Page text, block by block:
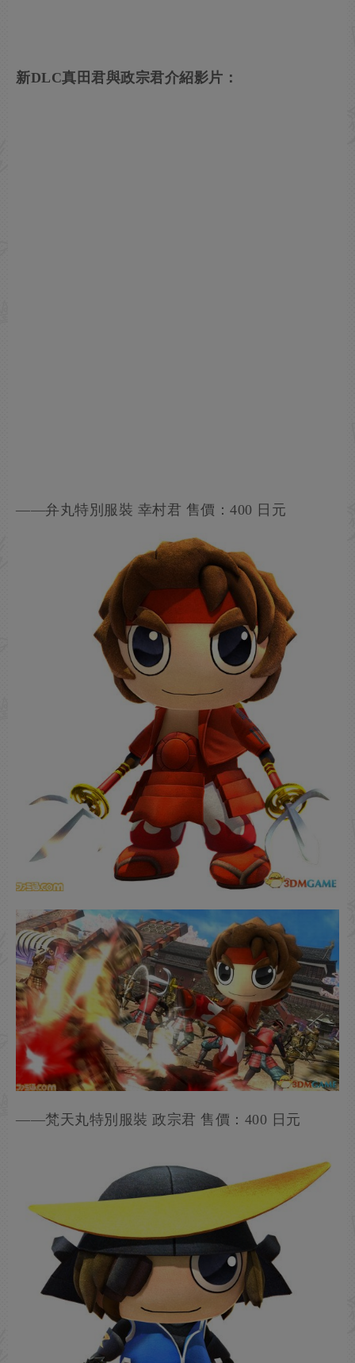
新DLC真田君與政宗君介紹影片：
——弁丸特別服裝 幸村君 售價：400 日元
——梵天丸特別服裝 政宗君 售價：400 日元